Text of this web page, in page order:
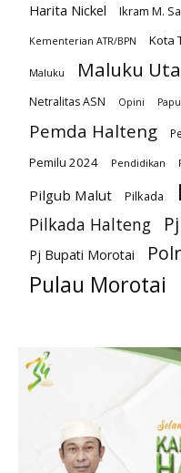
Harita Nickel Ikram M.
Kementerian ATR/BPN Kota
Maluku Maluku
Netralitas ASN Opini
Pemda Halteng
Pemilu 2024
Pendidikan
Pilgub Malut Pilkada
Pilkada Halteng
Pj Bupati Morotai
Pulau Morotai